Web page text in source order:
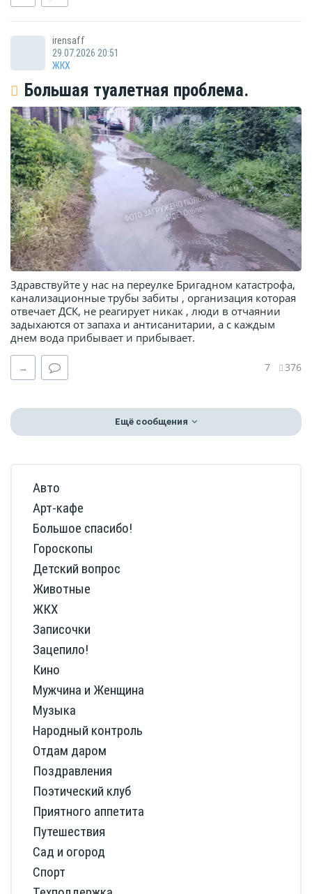
irensaff
29.07.2026 20:51
ЖКХ
Большая туалетная проблема.
Здравствуйте у нас на переулке Бригадном катастрофа,
канализационные трубы забиты , организация которая
отвечает ДСК, не реагирует никак , люди в отчаянии
задыхаются от запаха и антисанитарии, а с каждым
днем вода прибывает и прибывает.
→ 7 376
Ещё сообщения
Авто
Арт-кафе
Большое спасибо!
Гороскопы
Детский вопрос
Животные
ЖКХ
Записочки
Зацепило!
Кино
Мужчина и Женщина
Музыка
Народный контроль
Отдам даром
Поздравления
Поэтический клуб
Приятного аппетита
Путешествия
Сад и огород
Спорт